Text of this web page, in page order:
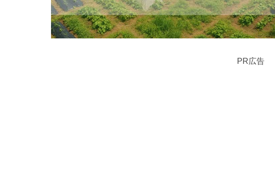
PR広告